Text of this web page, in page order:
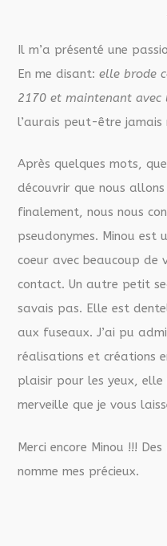
Il m’a présenté une
En me disant: elle brode
2170 et maintenant avec
l’aurais peut-être jamais
Après quelques mots,
découvrir que nous
finalement, nous nous
pseudonymes. Minou est
coeur avec beaucoup
contact. Un autre petit
savais pas. Elle est
aux fuseaux. J’ai pu
réalisations et créations
plaisir pour les yeux,
merveille que je vous
Merci encore Minou !!!
nomme mes précieux.